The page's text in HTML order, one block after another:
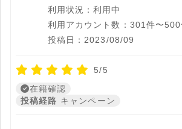
利用状況：利用中
利用アカウント数：301件〜500
投稿日：2023/08/09
5/5
在籍確認
投稿経路 キャンペーン